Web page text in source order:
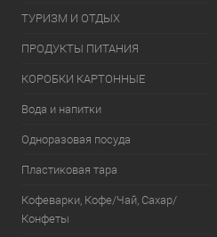
ТУРИЗМ И ОТДЫХ
ПРОДУКТЫ ПИТАНИЯ
КОРОБКИ КАРТОННЫЕ
Вода и напитки
Одноразовая посуда
Пластиковая тара
Кофеварки, Кофе/Чай, Сахар/
Конфеты